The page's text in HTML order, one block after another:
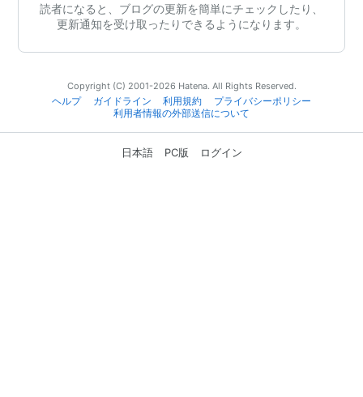
読者になると、ブログの更新を簡単にチェックしたり、
更新通知を受け取ったりできるようになります。
Copyright (C) 2001-2026 Hatena. All Rights Reserved.
ヘルプ
ガイドライン 利用規約
プライバシーポリシー
利用者情報の外部送信について
日本語 PC版 ログイン